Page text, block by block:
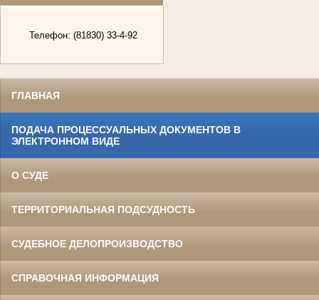
Телефон: (81830) 33-4-92
ГЛАВНАЯ
ПОДАЧА ПРОЦЕССУАЛЬНЫХ ДОКУМЕНТОВ В
ЭЛЕКТРОННОМ ВИДЕ
О СУДЕ
ТЕРРИТОРИАЛЬНАЯ ПОДСУДНОСТЬ
СУДЕБНОЕ ДЕЛОПРОИЗВОДСТВО
СПРАВОЧНАЯ ИНФОРМАЦИЯ